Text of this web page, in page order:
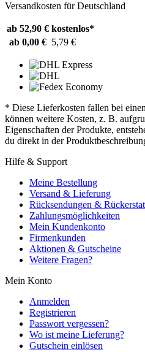
Versandkosten für Deutschland
ab 52,90 € kostenlos*
ab 0,00 € 5,79 €
* Diese Lieferkosten fallen bei
können weitere Kosten, z. B.
Eigenschaften der Produkte,
du direkt in der
Hilfe & Support
Meine Bestellung
Versand & Lieferung
Rücksendungen &
Zahlungsmöglichkeiten
Mein Kundenkonto
Firmenkunden
Aktionen & Gutscheine
Weitere Fragen?
Mein Konto
Anmelden
Registrieren
Passwort vergessen?
Wo ist meine Lieferung?
Gutschein einlösen